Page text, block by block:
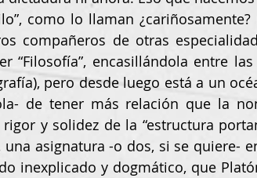
como lo llaman
compañeros de otras
“Filosofía”, encasillándola entre las
pero desde luego está a un
de tener más relación que la
y solidez de la “estructura
una asignatura -o dos, si se quiere-
inexplicado y dogmático, que